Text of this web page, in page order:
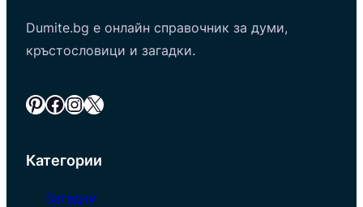
Dumite.bg е онлайн справочник за думи,
кръстословици и загадки.
Pinterest Facebook InstagramX
Категории
Загадки